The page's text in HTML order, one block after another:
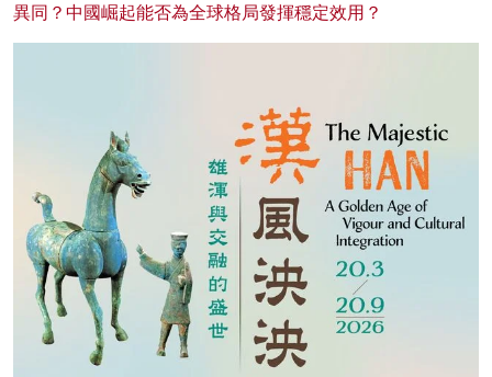
異同？中國崛起能否為全球格局發揮穩定效用？